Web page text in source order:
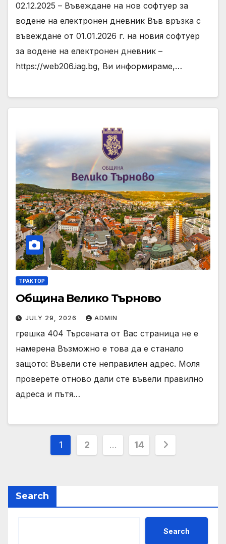
02.12.2025 – Въвеждане на нов софтуер за
водене на електронен дневник Във връзка с
въвеждане от 01.01.2026 г. на новия софтуер
за водене на електронен дневник –
https://web206.iag.bg, Ви информираме,…
ТРАКТОР
Община Велико Търново
JULY 29, 2026 ADMIN
грешка 404 Търсената от Вас страница не е
намерена Възможно е това да е станало
защото: Въвели сте неправилен адрес. Моля
проверете отново дали сте въвели правилно
адреса и пътя…
Posts
1 2 … 14
Search
Search